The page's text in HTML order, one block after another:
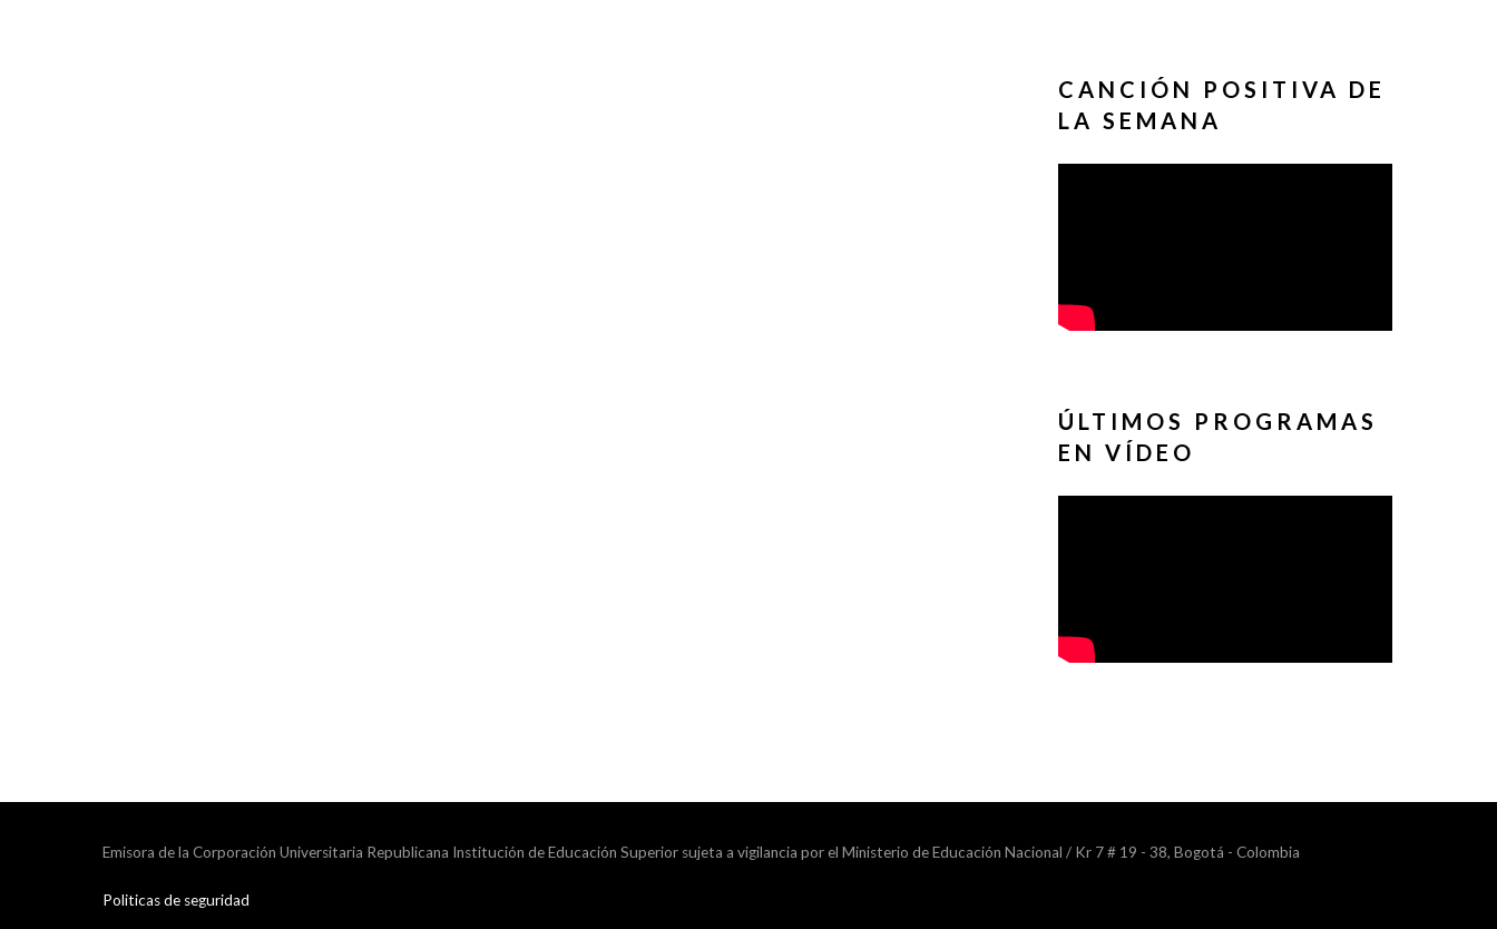
CANCIÓN POSITIVA DE
LA SEMANA
ÚLTIMOS PROGRAMAS
EN VÍDEO
Emisora de la Corporación Universitaria Republicana Institución de Educación Superior sujeta a vigilancia por el Ministerio de Educación Nacional / Kr 7 # 19 - 38, Bogotá - Colombia
Politicas de seguridad